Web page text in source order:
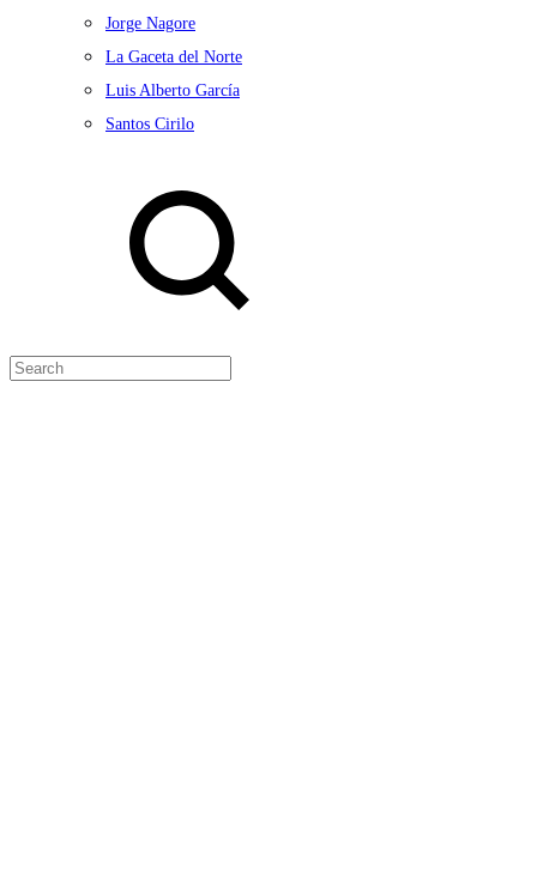
Jorge Nagore
La Gaceta del Norte
Luis Alberto García
Santos Cirilo